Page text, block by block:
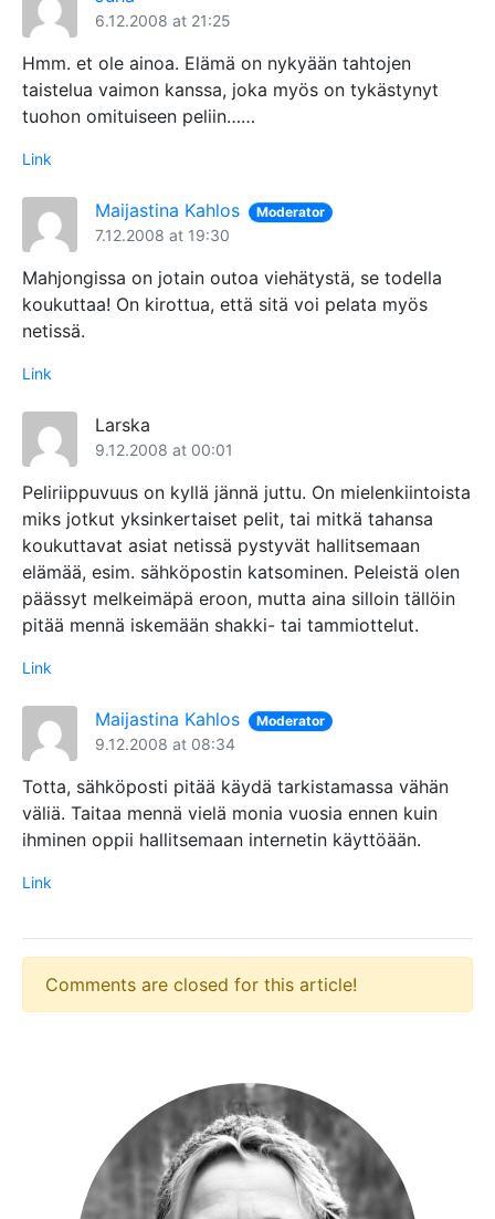
6.12.2008 at 21:25
Hmm. et ole ainoa. Elämä on nykyään tahtojen
taistelua vaimon kanssa, joka myös on tykästynyt
tuohon omituiseen peliin……
Link
Maijastina Kahlos Moderator
7.12.2008 at 19:30
Mahjongissa on jotain outoa viehätystä, se todella
koukuttaa! On kirottua, että sitä voi pelata myös
netissä.
Link
Larska
9.12.2008 at 00:01
Peliriippuvuus on kyllä jännä juttu. On mielenkiintoista
miks jotkut yksinkertaiset pelit, tai mitkä tahansa
koukuttavat asiat netissä pystyvät hallitsemaan
elämää, esim. sähköpostin katsominen. Peleistä olen
päässyt melkeimäpä eroon, mutta aina silloin tällöin
pitää mennä iskemään shakki- tai tammiottelut.
Link
Maijastina Kahlos Moderator
9.12.2008 at 08:34
Totta, sähköposti pitää käydä tarkistamassa vähän
väliä. Taitaa mennä vielä monia vuosia ennen kuin
ihminen oppii hallitsemaan internetin käyttöään.
Link
Comments are closed for this article!